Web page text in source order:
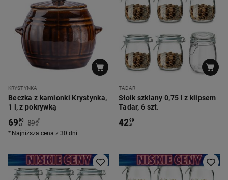
KRYSTYNKA
Beczka z kamionki Krystynka,
1 l, z pokrywką
6990
zł 89 90
zł
*
Najniższa cena z 30 dni
TADAR
Słoik szklany 0,75 l z klipsem
Tadar, 6 szt.
4299
zł